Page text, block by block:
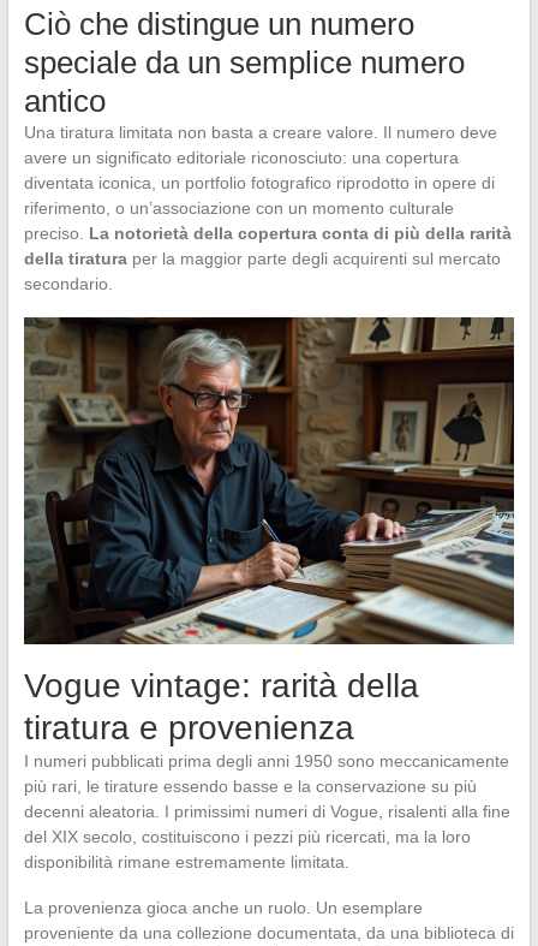
Ciò che distingue un numero
speciale da un semplice numero
antico
Una tiratura limitata non basta a creare valore. Il numero deve
avere un significato editoriale riconosciuto: una copertura
diventata iconica, un portfolio fotografico riprodotto in opere di
riferimento, o un’associazione con un momento culturale
preciso. La notorietà della copertura conta di più della rarità
della tiraturaper la maggior parte degli acquirenti sul mercato
secondario.
Vogue vintage: rarità della
tiratura e provenienza
I numeri pubblicati prima degli anni 1950 sono meccanicamente
più rari, le tirature essendo basse e la conservazione su più
decenni aleatoria. I primissimi numeri di Vogue, risalenti alla fine
del XIX secolo, costituiscono i pezzi più ricercati, ma la loro
disponibilità rimane estremamente limitata.
La provenienza gioca anche un ruolo. Un esemplare
proveniente da una collezione documentata, da una biblioteca di